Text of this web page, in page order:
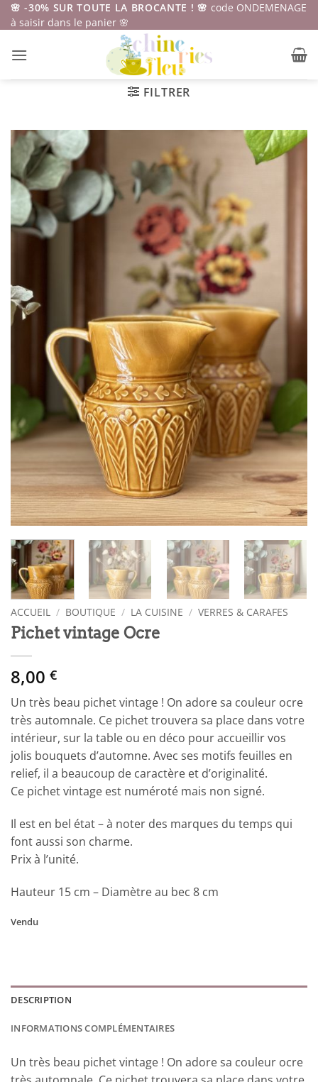
Passer
au
🌸 -30% SUR TOUTE LA BROCANTE ! 🌸 code ONDEMENAGE
à saisir dans le panier 🌸
FILTRER
ACCUEIL / BOUTIQUE / LA CUISINE / VERRES & CARAFES
Pichet vintage Ocre
8,00 €
Un très beau pichet vintage ! On adore sa couleur ocre
très automnale. Ce pichet trouvera sa place dans votre
intérieur, sur la table ou en déco pour accueillir vos
jolis bouquets d’automne. Avec ses motifs feuilles en
relief, il a beaucoup de caractère et d’originalité.
Ce pichet vintage est numéroté mais non signé.
Il est en bel état – à noter des marques du temps qui
font aussi son charme.
Prix à l’unité.
Hauteur 15 cm – Diamètre au bec 8 cm
Vendu
DESCRIPTION
INFORMATIONS COMPLÉMENTAIRES
Un très beau pichet vintage ! On adore sa couleur ocre